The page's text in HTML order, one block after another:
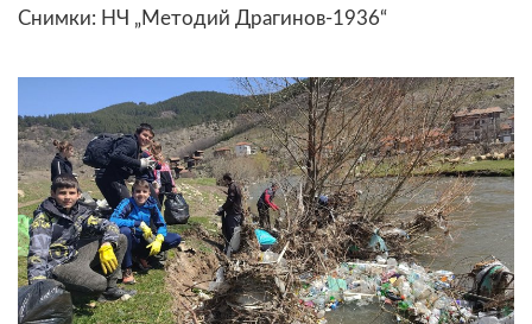
Снимки: НЧ „Методий Драгинов-1936“